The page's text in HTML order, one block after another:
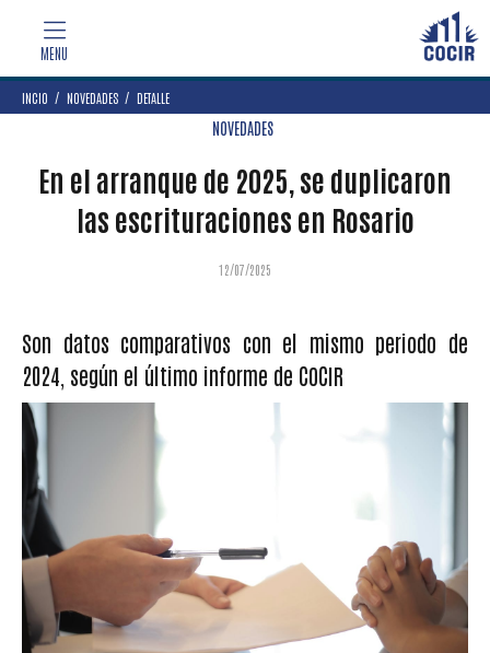
INCIO NOVEDADES DETALLE
NOVEDADES
En el arranque de 2025, se duplicaron
las escrituraciones en Rosario
12/07/2025
Son datos comparativos con el mismo periodo de
2024, según el último informe de COCIR